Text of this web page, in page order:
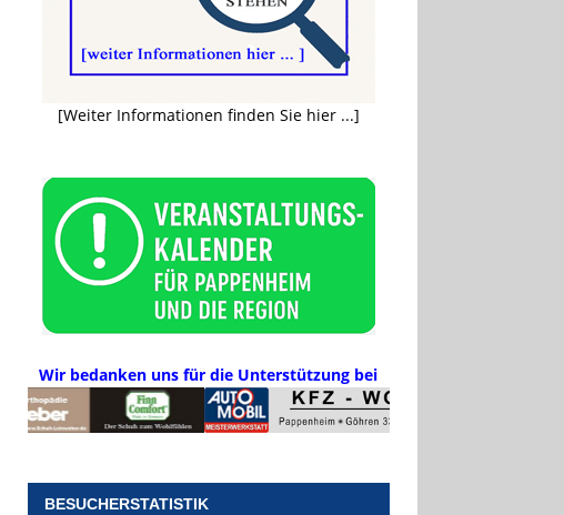
[Weiter Informationen finden Sie hier ...]
Wir bedanken uns für die Unterstützung bei
BESUCHERSTATISTIK